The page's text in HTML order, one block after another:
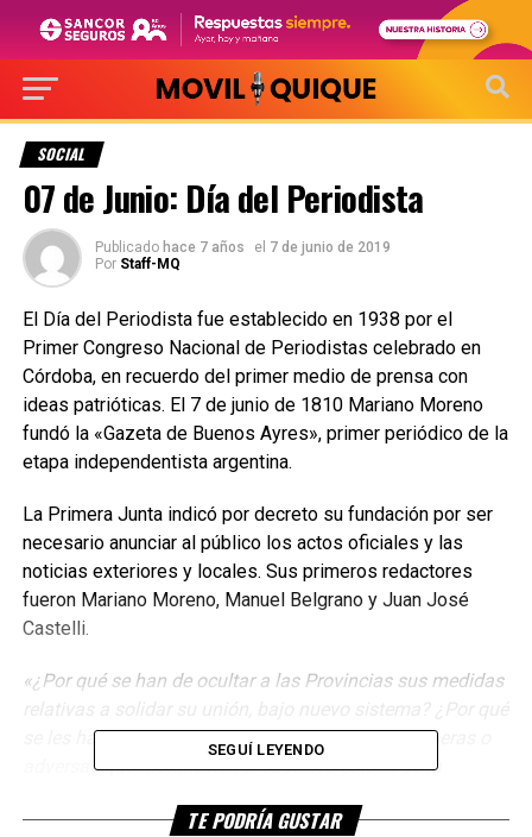
SOCIAL
07 de Junio: Día del Periodista
Publicado hace 7 años el 7 de junio de 2019
Por Staff-MQ
El Día del Periodista fue establecido en 1938 por el
Primer Congreso Nacional de Periodistas celebrado en
Córdoba, en recuerdo del primer medio de prensa con
ideas patrióticas. El 7 de junio de 1810 Mariano Moreno
fundó la «Gazeta de Buenos Ayres», primer periódico de la
etapa independentista argentina.
La Primera Junta indicó por decreto su fundación por ser
necesario anunciar al público los actos oficiales y las
noticias exteriores y locales. Sus primeros redactores
fueron Mariano Moreno, Manuel Belgrano y Juan José
Castelli.
«¿Por qué se han de ocultar a las Provincias sus medidas
se les ha de tener ignorantes de las noticias prósperas o
adversas que manifiesten el sucesivo estado de la
SEGUÍ LEYENDO
TE PODRÍA GUSTAR